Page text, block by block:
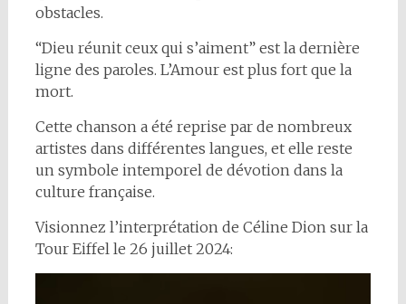
obstacles.
“Dieu réunit ceux qui s’aiment” est la dernière
ligne des paroles. L’Amour est plus fort que la
mort.
Cette chanson a été reprise par de nombreux
artistes dans différentes langues, et elle reste
un symbole intemporel de dévotion dans la
culture française.
Visionnez l’interprétation de Céline Dion sur la
Tour Eiffel le 26 juillet 2024: